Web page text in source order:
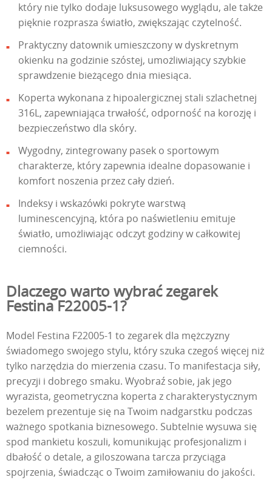
który nie tylko dodaje luksusowego wyglądu, ale także
pięknie rozprasza światło, zwiększając czytelność.
Praktyczny datownik umieszczony w dyskretnym
okienku na godzinie szóstej, umożliwiający szybkie
sprawdzenie bieżącego dnia miesiąca.
Koperta wykonana z hipoalergicznej stali szlachetnej
316L, zapewniająca trwałość, odporność na korozję i
bezpieczeństwo dla skóry.
Wygodny, zintegrowany pasek o sportowym
charakterze, który zapewnia idealne dopasowanie i
komfort noszenia przez cały dzień.
Indeksy i wskazówki pokryte warstwą
luminescencyjną, która po naświetleniu emituje
światło, umożliwiając odczyt godziny w całkowitej
ciemności.
Dlaczego warto wybrać zegarek
Festina F22005-1?
Model Festina F22005-1 to zegarek dla mężczyzny
świadomego swojego stylu, który szuka czegoś więcej niż
tylko narzędzia do mierzenia czasu. To manifestacja siły,
precyzji i dobrego smaku. Wyobraź sobie, jak jego
wyrazista, geometryczna koperta z charakterystycznym
bezelem prezentuje się na Twoim nadgarstku podczas
ważnego spotkania biznesowego. Subtelnie wysuwa się
spod mankietu koszuli, komunikując profesjonalizm i
dbałość o detale, a giloszowana tarcza przyciąga
spojrzenia, świadcząc o Twoim zamiłowaniu do jakości.